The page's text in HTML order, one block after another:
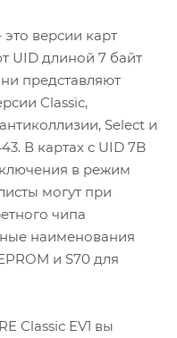
это версии карт
UID длиной 7 байт
представляют
Classic,
Select и
В картах с UID 7B
в режим
могут при
чипа
наименования
и S70 для
Classic EV1 вы